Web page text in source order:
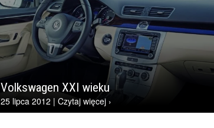
Volkswagen XXI wieku
25 lipca 2012 | Czytaj więcej ›